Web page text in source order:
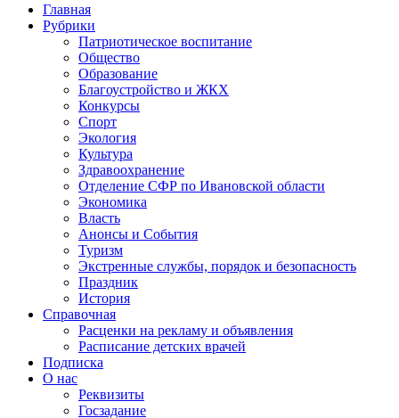
Промотать
содержимому
Главная
Рубрики
Патриотическое воспитание
Общество
Образование
Благоустройство и ЖКХ
Конкурсы
Спорт
Экология
Культура
Здравоохранение
Отделение СФР по Ивановской области
Экономика
Власть
Анонсы и События
Туризм
Экстренные службы, порядок и безопасность
Праздник
История
Справочная
Расценки на рекламу и объявления
Расписание детских врачей
Подписка
О нас
Реквизиты
Госзадание